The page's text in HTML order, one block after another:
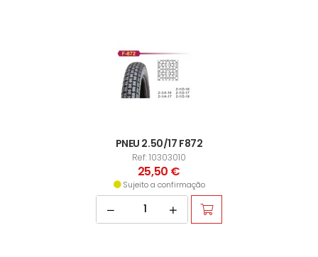
PNEU 2.50/17 F872
Ref: 10303010
25,50 €
Sujeito a confirmação